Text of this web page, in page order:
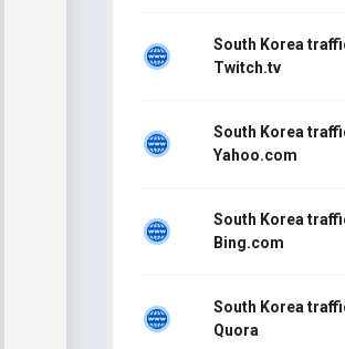
South Korea
Twitch.tv
South Korea
Yahoo.com
South Korea
Bing.com
South Korea
Quora